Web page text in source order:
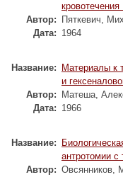
Автор:
Пяткевич,
Дата: 1964
Название:
Материалы к
и
Автор:
Матеша,
Дата: 1966
Название:
антротомии с
Автор: Овсянников,